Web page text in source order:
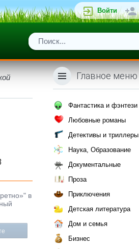
Войти
в
Главное меню
Фантастика и фэнтези
Любовные романы
Детективы и триллеры
Наука, Образование
Документальные
Проза
Приключения
Детская литература
Дом и семья
Бизнес